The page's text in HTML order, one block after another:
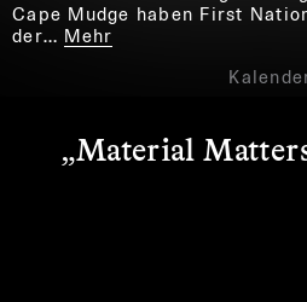
Cape Mudge haben First
der… Mehr
„Material